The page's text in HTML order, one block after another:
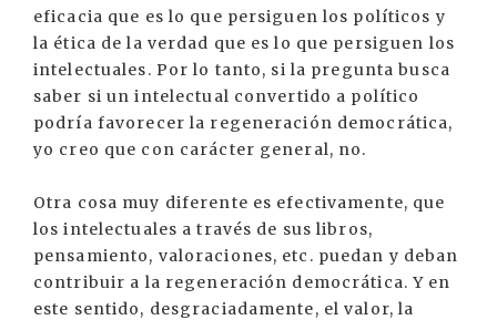
eficacia que es lo que persiguen los políticos y
la ética de la verdad que es lo que persiguen los
intelectuales. Por lo tanto, si la pregunta busca
saber si un intelectual convertido a político
podría favorecer la regeneración democrática,
yo creo que con carácter general, no.
Otra cosa muy diferente es efectivamente, que
los intelectuales a través de sus libros,
pensamiento, valoraciones, etc. puedan y deban
contribuir a la regeneración democrática. Y en
este sentido, desgraciadamente, el valor, la